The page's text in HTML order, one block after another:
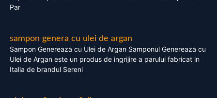
Par
sampon genera cu ulei de argan
Sampon Genereaza cu Ulei de Argan Samponul Genereaza cu
Ulei de Argan este un produs de ingrijire a parului fabricat in
Italia de brandul Sereni